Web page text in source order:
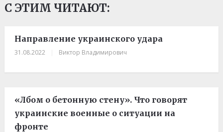
С ЭТИМ ЧИТАЮТ:
Направление украинского удара
31.08.2022 Виктор Владимирович
«Лбом о бетонную стену». Что говорят
украинские военные о ситуации на
фронте